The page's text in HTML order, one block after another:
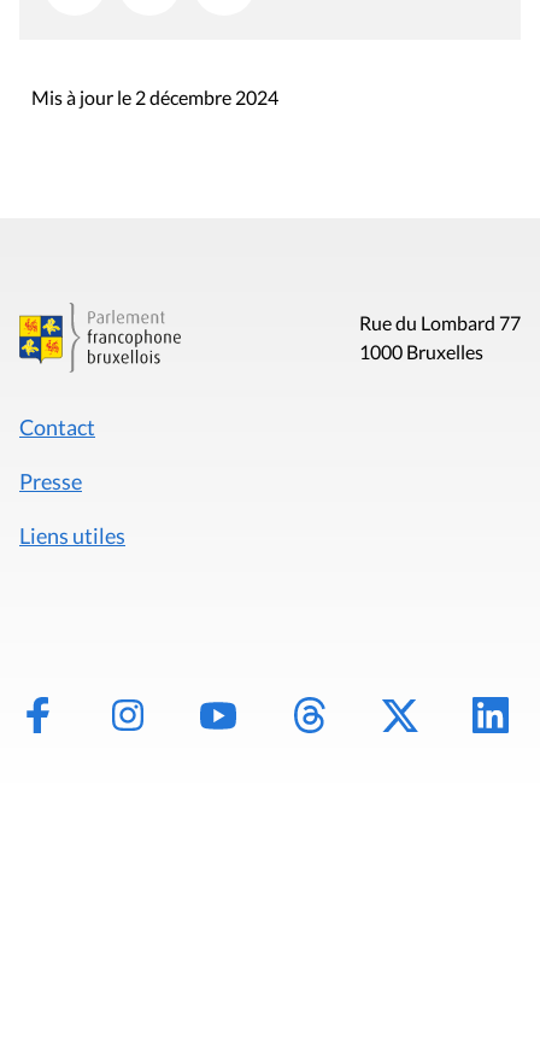
Mis à jour le 2 décembre 2024
Rue du Lombard 77
1000 Bruxelles
Contact
Presse
Liens utiles